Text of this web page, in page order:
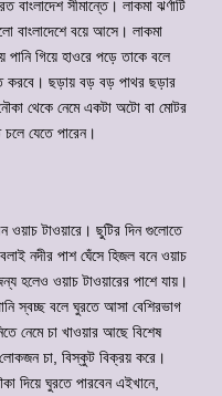
বাংলাদেশ সীমান্তে। লাকমা ঝর্ণাটি
বাংলাদেশে বয়ে আসে। লাকমা
পানি গিয়ে হাওরে পড়ে তাকে বলে
করবে। ছড়ায় বড় বড় পাথর ছড়ার
থেকে নেমে একটা অটো বা মোটর
যেতে পারেন।
টাওয়ারে। ছুটির দিন গুলোতে
নদীর পাশ ঘেঁসে হিজল বনে ওয়াচ
হলেও ওয়াচ টাওয়ারের পাশে যায়।
স্বচ্ছ বলে ঘুরতে আসা বেশিরভাগ
নেমে চা খাওয়ার আছে বিশেষ
চা, বিস্কুট বিক্রয় করে।
দিয়ে ঘুরতে পারবেন এইখানে,